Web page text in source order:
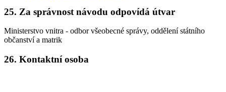
25. Za správnost návodu odpovídá útvar
Ministerstvo vnitra - odbor všeobecné správy, oddělení státního
občanství a matrik
26. Kontaktní osoba